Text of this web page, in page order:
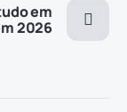
em
2026